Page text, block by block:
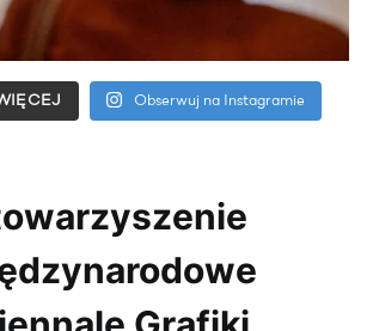
Obserwuj na Instagramie